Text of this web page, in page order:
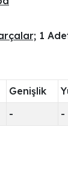
1
Genişlik
- -